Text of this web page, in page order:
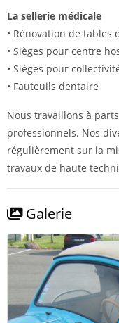
La sellerie médicale
• Rénovation de tables
• Sièges pour centre
• Sièges pour
• Fauteuils dentaire
Nous travaillons à
professionnels. Nos
régulièrement sur la
travaux de haute
Galerie